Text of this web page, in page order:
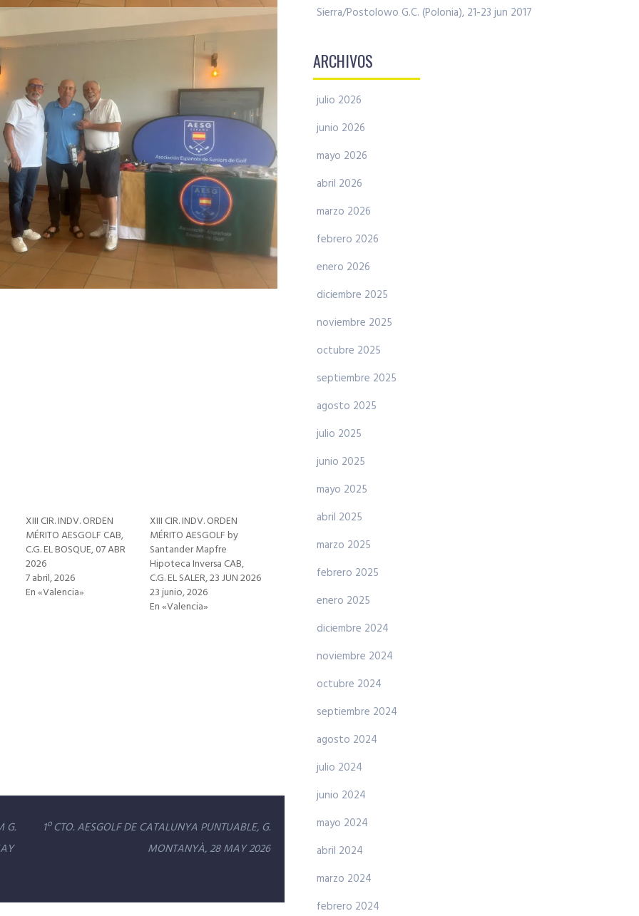
XIII CIR. INDV. ORDEN
MÉRITO AESGOLF CAB,
C.G. EL BOSQUE, 07 ABR
2026
7 abril, 2026
En «Valencia»
XIII CIR. INDV. ORDEN
MÉRITO AESGOLF by
Santander Mapfre
Hipoteca Inversa CAB,
C.G. EL SALER, 23 JUN 2026
23 junio, 2026
En «Valencia»
G.
1º CTO. AESGOLF DE CATALUNYA PUNTUABLE, G.
MONTANYÀ, 28 MAY 2026
Sierra/Postolowo G.C. (Polonia), 21-23 jun 2017
ARCHIVOS
julio 2026
junio 2026
mayo 2026
abril 2026
marzo 2026
febrero 2026
enero 2026
diciembre 2025
noviembre 2025
octubre 2025
septiembre 2025
agosto 2025
julio 2025
junio 2025
mayo 2025
abril 2025
marzo 2025
febrero 2025
enero 2025
diciembre 2024
noviembre 2024
octubre 2024
septiembre 2024
agosto 2024
julio 2024
junio 2024
mayo 2024
abril 2024
marzo 2024
febrero 2024